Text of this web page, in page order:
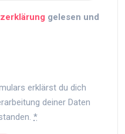
gelesen und
erklärst du dich
deiner Daten
*